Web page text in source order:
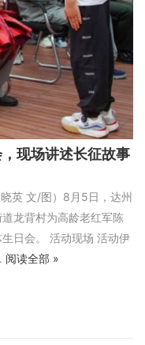
现场讲述长征故事
英 文/图）8月5日，达州
龙背村为高龄老红军陈
日会。 活动现场 活动伊
阅读全部 »